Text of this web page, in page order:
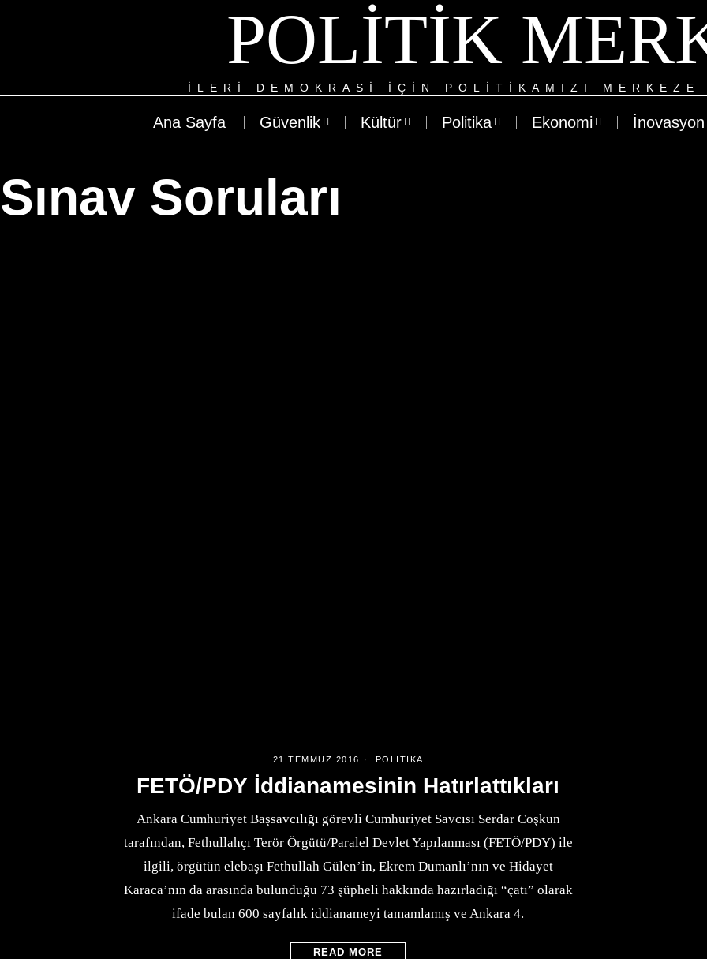
POLITIK
ILERI DEMOKRASI IÇIN POLITIKAMIZI
Ana Sayfa Güvenlik Kültür Politika Ekonomi İnovasyon
Sınav Soruları
21 TEMMUZ 2016 POLITIKA
FETÖ/PDY İddianamesinin Hatırlattıkları
Ankara Cumhuriyet Başsavcılığı görevli Cumhuriyet Savcısı Serdar Coşkun
tarafından, Fethullahçı Terör Örgütü/Paralel Devlet Yapılanması (FETÖ/PDY) ile
ilgili, örgütün elebaşı Fethullah Gülen’in, Ekrem Dumanlı’nın ve Hidayet
Karaca’nın da arasında bulunduğu 73 şüpheli hakkında hazırladığı “çatı” olarak
ifade bulan 600 sayfalık iddianameyi tamamlamış ve Ankara 4.
READ MORE